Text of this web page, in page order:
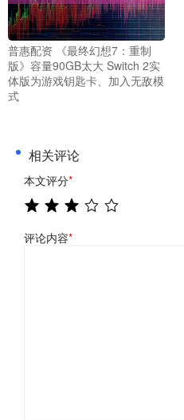
普惠配资 《最终幻想7：重制
版》容量90GB太大 Switch 2实
体版为游戏钥匙卡、加入无敌模
式
相关评论
本文评分*
评论内容*